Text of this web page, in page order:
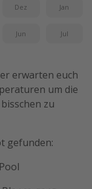
Dez Jan
Jun Jul
erwarten euch
um die
zu
gefunden: